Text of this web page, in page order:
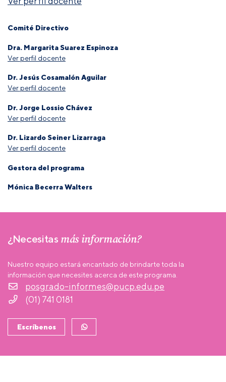
Comité Directivo
Dra. Margarita Suarez Espinoza
Ver perfil docente
Dr. Jesús Cosamalón Aguilar
Ver perfil docente
Dr. Jorge Lossio Chávez
Ver perfil docente
Dr. Lizardo Seiner Lizarraga
Ver perfil docente
Gestora del programa
Mónica Becerra Walters
¿Necesitas más información?
Nuestro equipo estará encantado de brindarte toda la
información que necesites acerca de este programa.
posgrado-informes@pucp.edu.pe
(01) 741 0181
Escríbenos